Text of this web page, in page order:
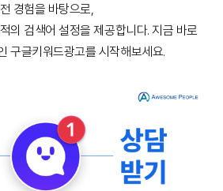
경험을 바탕으로,
의 검색어 설정을 제공합니다. 지금 바로
구글키워드광고를 시작해보세요.